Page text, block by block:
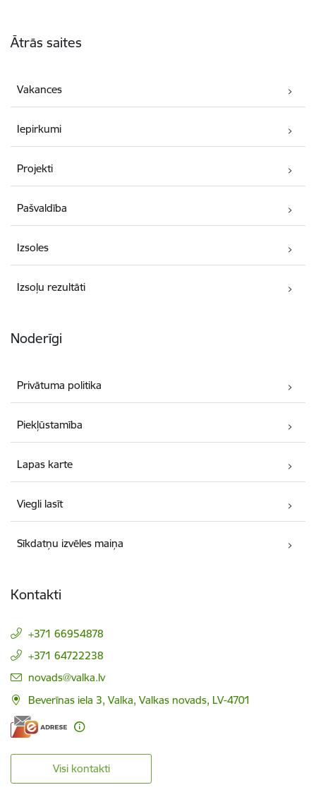
Ātrās saites
Vakances
Iepirkumi
Projekti
Pašvaldība
Izsoles
Izsoļu rezultāti
Noderīgi
Privātuma politika
Piekļūstamība
Lapas karte
Viegli lasīt
Sīkdatņu izvēles maiņa
Kontakti
+371 66954878
+371 64722238
E-pasts:
novads@valka.lv
Beverīnas iela 3, Valka, Valkas novads, LV-4701
Visi kontakti